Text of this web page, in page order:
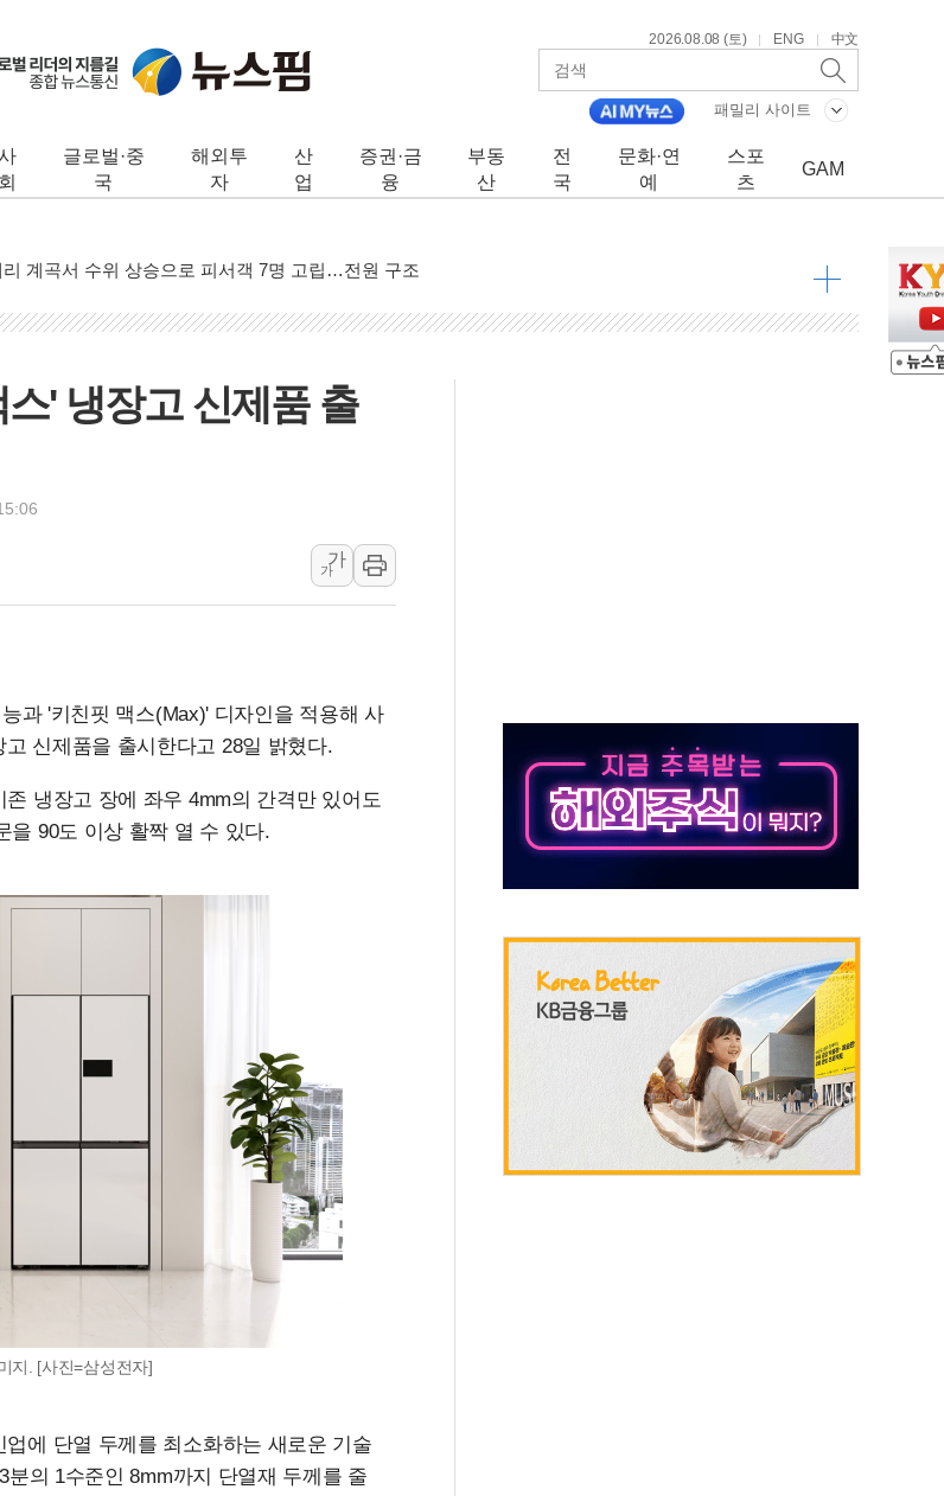
2026.08.08 (토) | ENG | 中文
패밀리 사이트
회
글로벌·중
국
해외투
자
산
업
증권·금
융
부동
산
전
국
문화·연
예
스포
츠
GAM
, ISA 개편 재검토 지시…與 "적극 환영"·野 "졸속 국정"
에 온열질환 사망 23명…정부, 비상대응기구 가동
일 '별똥별 멍' 운영…페르세우스 유성우 관측
부 동해안 시간당 50mm 이상 폭우…호우경보 발효
운전면허 기능시험 오전 집중 편성…체감온도 38도 넘으면 중단
'ISA·주가누르기 방지법' 전면 재검토 지시
무더위 지속…청주·진천 35도, 곳곳 소나기
늘 제주·인천 경선 발표...김민석 '재역전' vs 정청래 '격차 확대'
고용 쇼크에 금리 인상 우려 후퇴…S&P500 최고치
연준 이사 해임 재추진…"26일까지 의혹 소명" 요구
, 美 고용 예상 밖 부진에 연준 금리 인상 가능성 낮아지며 상승… STOXX 600 지수는 나흘 연속 최고치
' 냉장고 신제품 출
가
가
과 '키친핏 맥스(Max)' 디자인을 적용해 사
신제품을 출시한다고 28일 밝혔다.
냉장고 장에 좌우 4mm의 간격만 있어도
을 90도 이상 활짝 열 수 있다.
지. [사진=삼성전자]
에 단열 두께를 최소화하는 새로운 기술
의 1수준인 8mm까지 단열재 두께를 줄